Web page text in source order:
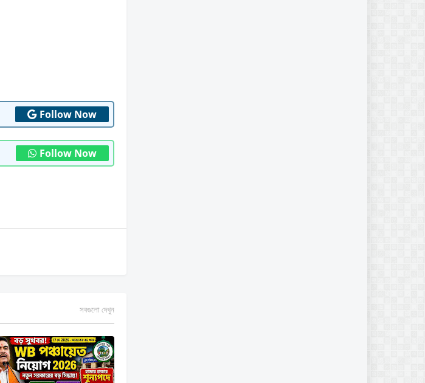
Follow Now
Follow Now
সবগুলো দেখুন